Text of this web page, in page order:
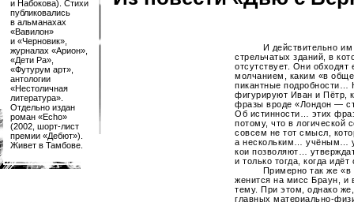
и Набокова). Стихи
публиковались
в альманахах
«Вавилон»
и «Черновик»,
журналах «Арион»,
«Дети Ра»,
«Футурум арт»,
антологии
«Нестоличная
литература».
Отдельно издан
роман «Echo»
(2002, шорт-лист
премии «Дебют»).
Живет в Тамбове.
И действительно
стрельчатых зданий, в
отсутствует. Они
молчанием, каким «в
пикантные подробности…
фигурируют Иван и Пётр,
фразы вроде «Лондон —
Об истинности… этих
потому, что в логической
совсем не тот смысл,
а нескольким… учёным…
кои позволяют…
и только тогда, когда идёт
Примерно так же «в
женится на мисс Браун, и
тему. При этом, однако
главныхматериально-